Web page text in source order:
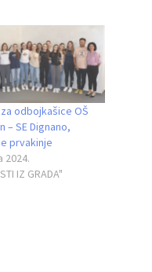
odbojkašice OŠ
– SE Dignano,
prvakinje
2024.
IZ GRADA"